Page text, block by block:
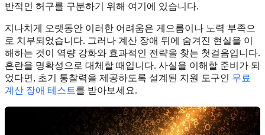
반적인 허구를 구분하기 위해 여기에 있습니다.
지나치게 오랫동안 이러한 어려움은 게으름이나 노력 부족으
로 치부되었습니다. 그러나 계산 장애 뒤에 숨겨진 현실을 이
해하는 것이 역량 강화와 효과적인 전략을 찾는 첫걸음입니다.
혼란을 명확성으로 대체할 때입니다. 사실을 이해할 준비가 되
었다면, 초기 통찰력을 제공하도록 설계된 지원 도구인 무료
계산 장애 테스트를 받아보세요.